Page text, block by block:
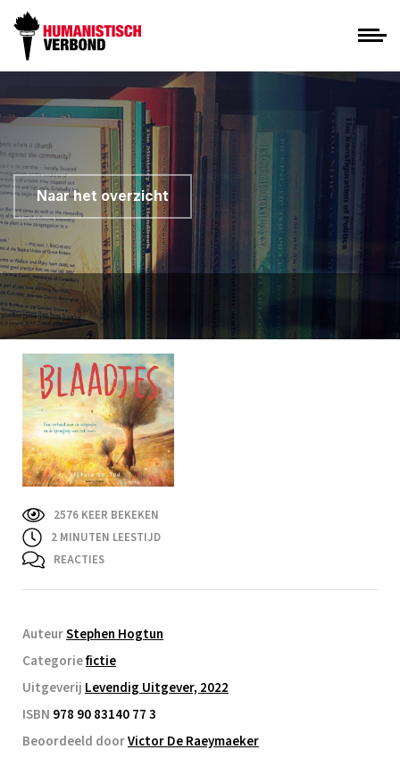
Naar het overzicht
2576 KEER BEKEKEN
2 MINUTEN LEESTIJD
REACTIES
AuteurStephen Hogtun
Categoriefictie
Uitgeverij Levendig Uitgever, 2022
ISBN 978 90 83140 77 3
Beoordeeld doorVictor De Raeymaeker